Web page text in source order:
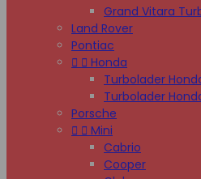
Grand Vitara
Land Rover
Pontiac
  Honda
Turbolader
Turbolader
Porsche
  Mini
Cabrio
Cooper